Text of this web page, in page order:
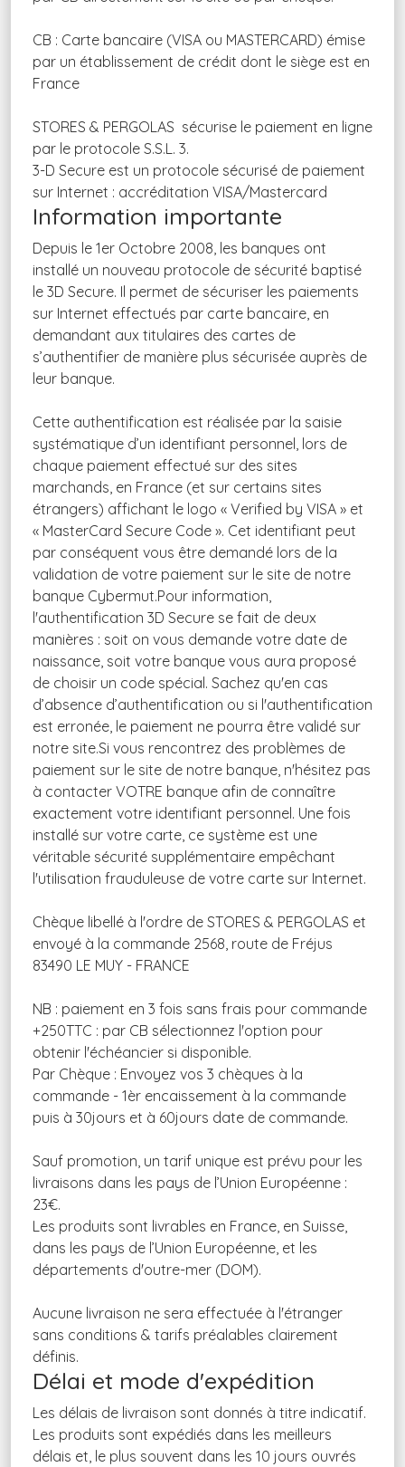
CB : Carte bancaire (VISA ou MASTERCARD) émise
par un établissement de crédit dont le siège est en
France
STORES & PERGOLAS sécurise le paiement en ligne
par le protocole S.S.L. 3.
3-D Secure est un protocole sécurisé de paiement
sur Internet : accréditation VISA/Mastercard
Information importante
Depuis le 1er Octobre 2008, les banques ont
installé un nouveau protocole de sécurité baptisé
le 3D Secure. Il permet de sécuriser les paiements
sur Internet effectués par carte bancaire, en
demandant aux titulaires des cartes de
s’authentifier de manière plus sécurisée auprès de
leur banque.
Cette authentification est réalisée par la saisie
systématique d’un identifiant personnel, lors de
chaque paiement effectué sur des sites
marchands, en France (et sur certains sites
étrangers) affichant le logo « Verified by VISA » et
« MasterCard Secure Code ». Cet identifiant peut
par conséquent vous être demandé lors de la
validation de votre paiement sur le site de notre
banque Cybermut.Pour information,
l'authentification 3D Secure se fait de deux
manières : soit on vous demande votre date de
naissance, soit votre banque vous aura proposé
de choisir un code spécial. Sachez qu'en cas
d’absence d’authentification ou si l'authentification
est erronée, le paiement ne pourra être validé sur
notre site.Si vous rencontrez des problèmes de
paiement sur le site de notre banque, n'hésitez pas
à contacter VOTRE banque afin de connaître
exactement votre identifiant personnel. Une fois
installé sur votre carte, ce système est une
véritable sécurité supplémentaire empêchant
l'utilisation frauduleuse de votre carte sur Internet.
Chèque libellé à l'ordre de STORES & PERGOLAS et
envoyé à la commande 2568, route de Fréjus
83490 LE MUY - FRANCE
NB : paiement en 3 fois sans frais pour commande
+250TTC : par CB sélectionnez l'option pour
obtenir l'échéancier si disponible.
Par Chèque : Envoyez vos 3 chèques à la
commande - 1èr encaissement à la commande
puis à 30jours et à 60jours date de commande.
Sauf promotion, un tarif unique est prévu pour les
livraisons dans les pays de l’Union Européenne :
23€.
Les produits sont livrables en France, en Suisse,
dans les pays de l’Union Européenne, et les
départements d'outre-mer (DOM).
Aucune livraison ne sera effectuée à l'étranger
sans conditions & tarifs préalables clairement
définis.
Délai et mode d'expédition
Les délais de livraison sont donnés à titre indicatif.
Les produits sont expédiés dans les meilleurs
délais et, le plus souvent dans les 10 jours ouvrés